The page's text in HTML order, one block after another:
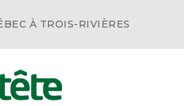
À TROIS-RIVIÈRES